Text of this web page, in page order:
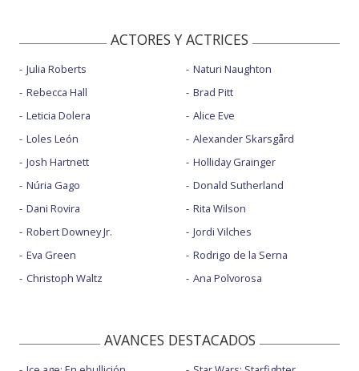
ACTORES Y ACTRICES
Julia Roberts
Rebecca Hall
Leticia Dolera
Loles León
Josh Hartnett
Núria Gago
Dani Rovira
Robert Downey Jr.
Eva Green
Christoph Waltz
Naturi Naughton
Brad Pitt
Alice Eve
Alexander Skarsgård
Holliday Grainger
Donald Sutherland
Rita Wilson
Jordi Vilches
Rodrigo de la Serna
Ana Polvorosa
AVANCES DESTACADOS